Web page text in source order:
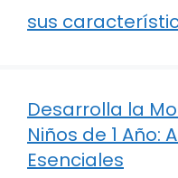
sus
Desarrolla la
Niños de 1 Año:
Esenciales